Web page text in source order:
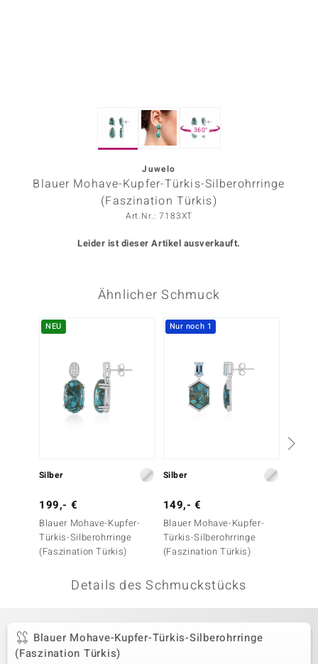
Collection
360°
Juwelo
Blauer Mohave-Kupfer-Türkis-Silberohrringe
(Faszination Türkis)
Art.Nr.: 7183XT
Leider ist dieser Artikel ausverkauft.
Ähnlicher Schmuck
NEU
Silber
199,- €
Blauer Mohave-Kupfer-
Türkis-Silberohrringe
(Faszination Türkis)
Nur noch 1
Silber
149,- €
Blauer Mohave-Kupfer-
Türkis-Silberohrringe
(Faszination Türkis)
Details des Schmuckstücks
Blauer Mohave-Kupfer-Türkis-Silberohrringe
(Faszination Türkis)